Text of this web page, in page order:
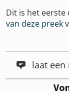
Dit is het eerste
van deze preek
laat